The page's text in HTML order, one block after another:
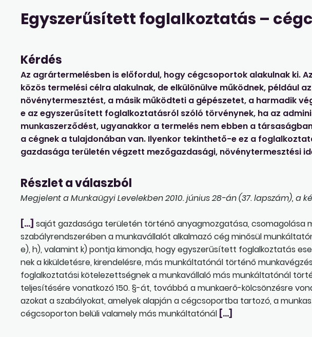
Egyszerűsített foglalkoztatás –
Kérdés
Az agrártermelésben is előfordul, hogy cégcsoportok alakulnak ki.
közös termelési célra alakulnak, de elkülönülve működnek, például
növénytermesztést, a másik működteti a gépészetet, a harmadik
e az egyszerűsített foglalkoztatásról szóló törvénynek, ha az
munkaszerződést, ugyanakkor a termelés nem ebben a
a cégnek a tulajdonában van. Ilyenkor tekinthető-e ez a
gazdasága területén végzett mezőgazdasági, növénytermesztési
Részlet a válaszból
Megjelent a Munkaügyi Levelekben 2010. június 28-án (37. lapszám), a
[…] saját gazdasága területén történő anyagmozgatása, csomagolása
szabályrendszerében a munkavállalót alkalmazó cég minősül
e), h), valamint k) pontja kimondja, hogy egyszerűsített foglalkoztatás
nek a kiküldetésre, kirendelésre, más munkáltatónál történő
foglalkoztatási kötelezettségnek a munkavállaló más munkáltatónál
teljesítésére vonatkozó 150. §-át, továbbá a munkaerő-kölcsönzésre
azokat a szabályokat, amelyek alapján a cégcsoportba tartozó, a
cégcsoporton belüli valamely más munkáltatónál […]